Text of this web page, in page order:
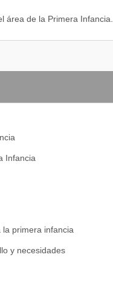
área de la Primera Infancia.
Infancia
la primera infancia
y necesidades